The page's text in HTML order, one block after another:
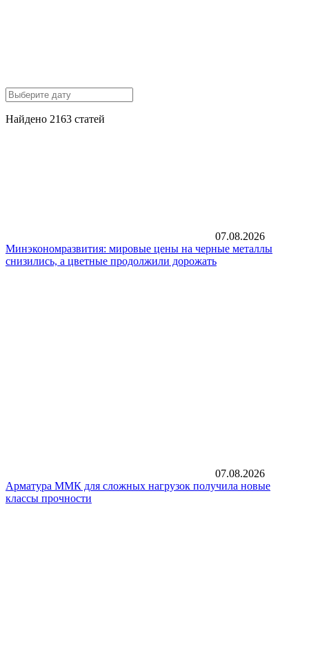
Найдено 2163 статей
07.08.2026
Минэкономразвития: мировые цены на черные металлы
снизились, а цветные продолжили дорожать
07.08.2026
Арматура ММК для сложных нагрузок получила новые
классы прочности